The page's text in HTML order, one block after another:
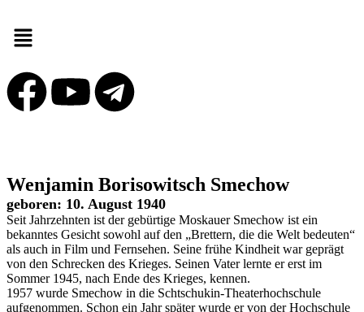
Wenjamin Borisowitsch Smechow
geboren: 10. August 1940
Seit Jahrzehnten ist der gebürtige Moskauer Smechow ist ein
bekanntes Gesicht sowohl auf den „Brettern, die die Welt bedeuten“
als auch in Film und Fernsehen. Seine frühe Kindheit war geprägt
von den Schrecken des Krieges. Seinen Vater lernte er erst im
Sommer 1945, nach Ende des Krieges, kennen.
1957 wurde Smechow in die Schtschukin-Theaterhochschule
aufgenommen. Schon ein Jahr später wurde er von der Hochschule